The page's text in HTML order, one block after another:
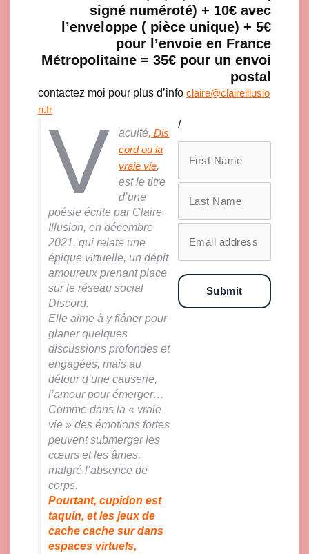
signé numéroté) + 10€ avec
l’enveloppe ( pièce unique) + 5€
pour l’envoie en France
Métropolitaine = 35€ pour un envoi
postal
contactez moi pour plus d’info claire@claireillusio
n.frV acuité, Dis
cord ou la
vraie vie,
est le titre
d’une
poésie écrite par Claire
Illusion, en décembre
2021, qui relate une
épique virtuelle, un dépit
amoureux prenant place
sur le réseau social
Discord.
Elle aime à y flâner pour
glaner quelques
discussions profondes et
engagées, mais au
détour d’une causerie,
l’amour pour émerger…
Comme dans la « vraie
vie » des émotions fortes
peuvent submerger les
cœurs et les âmes,
malgré l’absence de
corps.
Pourtant, cupidon est
taquin, et les jeux de
cache cache sur dans
espaces virtuels,
/
Submit